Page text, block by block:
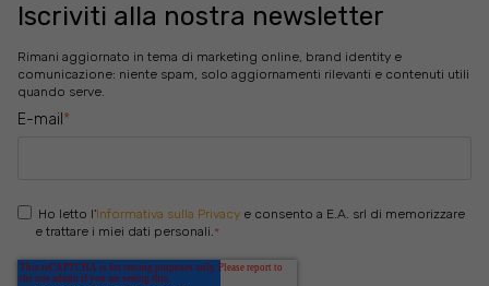
Iscriviti alla nostra newsletter
Rimani aggiornato in tema di marketing online, brand identity e
comunicazione: niente spam, solo aggiornamenti rilevanti e contenuti utili
quando serve.
E-mail *
Ho letto l'Informativa sulla Privacye consento a E.A. srl di memorizzare
e trattare i miei dati personali. *